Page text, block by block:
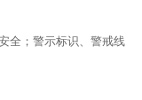
全；警示标识、警戒线